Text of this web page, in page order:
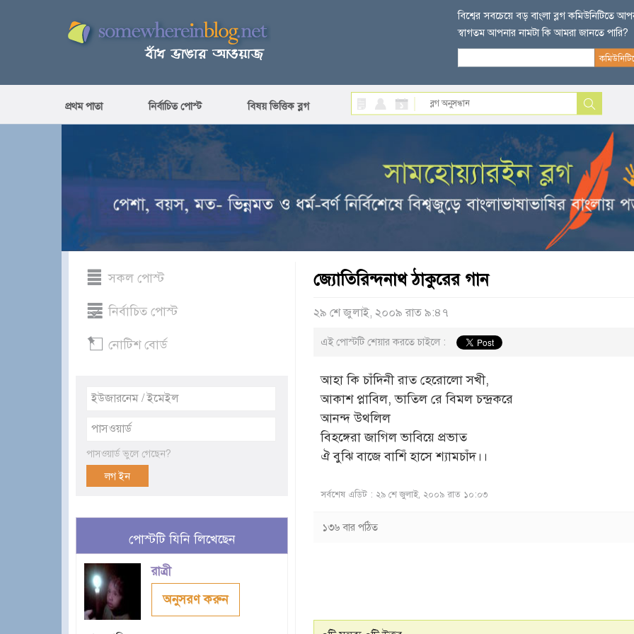
বিশ্বের সবচেয়ে বড় বাংলা ব্লগ কমিউনিটিতে
স্বাগতম আপনার নামটা কি আমরা জানতে পারি?
প্রথম পাতা নির্বাচিত পোস্ট বিষয় ভিত্তিক ব্লগ
সকল পোস্ট
নির্বাচিত পোস্ট
নোটিশ বোর্ড
পাসওয়ার্ড ভুলে গেছেন?
পোস্টটি যিনি লিখেছেন
রাত্রী
অনুসরণ করুন
জ্যোতিরিন্দনাথ ঠাকুরের গান
২৯ শে জুলাই, ২০০৯ রাত ৯:৪৭
এই পোস্টটি শেয়ার করতে চাইলে :
আহা কি চাঁদিনী রাত হেরোলো সখী,
আকাশ প্লাবিল, ভাতিল রে বিমল চন্দ্রকরে
আনন্দ উথলিল
বিহঙ্গেরা জাগিল ভাবিয়ে প্রভাত
ঐ বুঝি বাজে বাশিঁ হাসে শ্যামচাঁদ।।
সর্বশেষ এডিট : ২৯ শে জুলাই, ২০০৯ রাত ১০:০৩
১৩৬ বার পঠিত